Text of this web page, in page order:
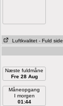
Luftkvalitet - Fuld side
Næste fuldmåne
Fre 28 Aug
Måneopgang
I morgen
01:44